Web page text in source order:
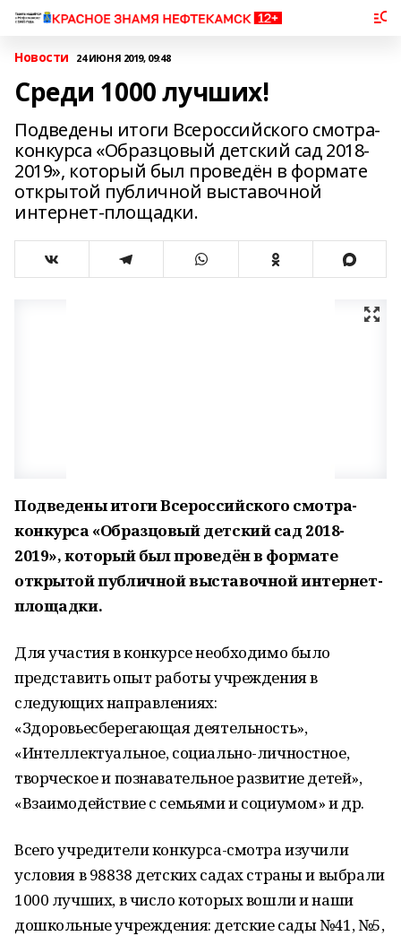
Новости 24 ИЮНЯ 2019, 09:48
Среди 1000 лучших!
Подведены итоги Всероссийского смотра-
конкурса «Образцовый детский сад 2018-
2019», который был проведён в формате
открытой публичной выставочной
интернет-площадки.
Подведены итоги Всероссийского смотра-
конкурса «Образцовый детский сад 2018-
2019», который был проведён в формате
открытой публичной выставочной интернет-
площадки.
Для участия в конкурсе необходимо было
представить опыт работы учреждения в
следующих направлениях:
«Здоровьесберегающая деятельность»,
«Интеллектуальное, социально-личностное,
творческое и познавательное развитие детей»,
«Взаимодействие с семьями и социумом» и др.
Всего учредители конкурса-смотра изучили
условия в 98838 детских садах страны и выбрали
1000 лучших, в число которых вошли и наши
дошкольные учреждения: детские сады №41, №5,